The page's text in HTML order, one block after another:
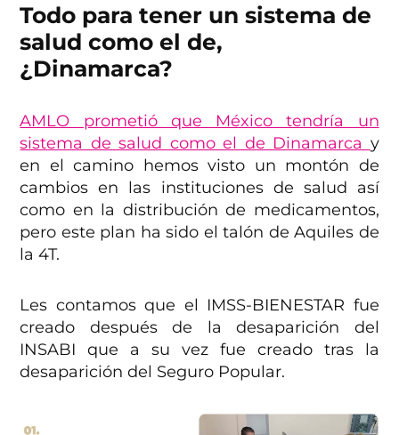
Todo para tener un sistema de
salud como el de,
¿Dinamarca?
AMLO prometió que México tendría un
sistema de salud como el de Dinamarca y
en el camino hemos visto un montón de
cambios en las instituciones de salud así
como en la distribución de medicamentos,
pero este plan ha sido el talón de Aquiles de
la 4T.
Les contamos que el IMSS-BIENESTAR fue
creado después de la desaparición del
INSABI que a su vez fue creado tras la
desaparición del Seguro Popular.